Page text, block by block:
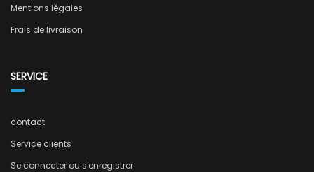
Mentions légales
Frais de livraison
SERVICE
contact
Service clients
Se connecter ou s'enregistrer